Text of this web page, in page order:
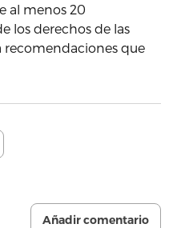
al menos 20
los derechos de las
recomendaciones que
Añadir comentario